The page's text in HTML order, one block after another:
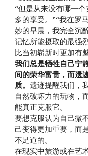
“但是从来没有哪一
多的享受。”“我在罗
妙的早晨，我完全沉
记忆所能摄取的最强
比当初崭新时更加有魅
我们总是牺牲自己宁
间的荣华富贵，而遗
质。 遗迹提醒我们，
自然破坏力的玩物，
能真正克服它。
要想克服认为自己微
己变得更加重要，而
不足道的。
在现实中旅游或在艺